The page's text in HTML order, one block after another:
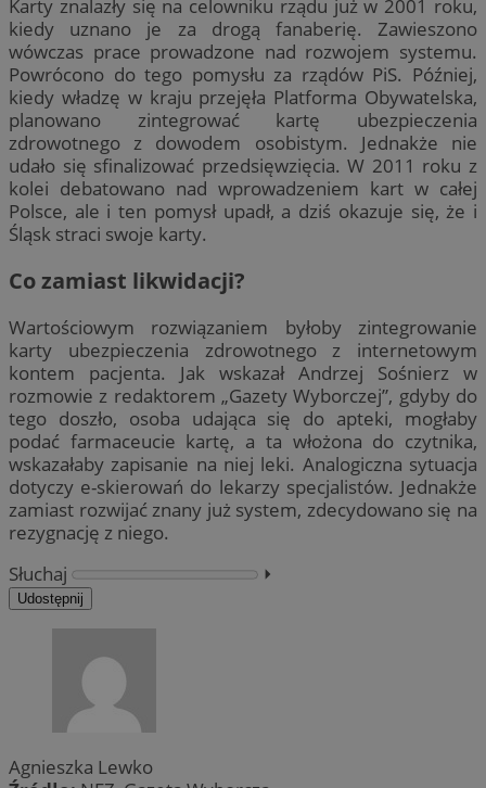
Karty znalazły się na celowniku rządu już w 2001 roku,
kiedy uznano je za drogą fanaberię. Zawieszono
wówczas prace prowadzone nad rozwojem systemu.
Powrócono do tego pomysłu za rządów PiS. Później,
kiedy władzę w kraju przejęła Platforma Obywatelska,
planowano zintegrować kartę ubezpieczenia
zdrowotnego z dowodem osobistym. Jednakże nie
udało się sfinalizować przedsięwzięcia. W 2011 roku z
kolei debatowano nad wprowadzeniem kart w całej
Polsce, ale i ten pomysł upadł, a dziś okazuje się, że i
Śląsk straci swoje karty.
Co zamiast likwidacji?
Wartościowym rozwiązaniem byłoby zintegrowanie
karty ubezpieczenia zdrowotnego z internetowym
kontem pacjenta. Jak wskazał Andrzej Sośnierz w
rozmowie z redaktorem „Gazety Wyborczej”, gdyby do
tego doszło, osoba udająca się do apteki, mogłaby
podać farmaceucie kartę, a ta włożona do czytnika,
wskazałaby zapisanie na niej leki. Analogiczna sytuacja
dotyczy e-skierowań do lekarzy specjalistów. Jednakże
zamiast rozwijać znany już system, zdecydowano się na
rezygnację z niego.
Słuchaj
⏵︎
Udostępnij
Agnieszka Lewko